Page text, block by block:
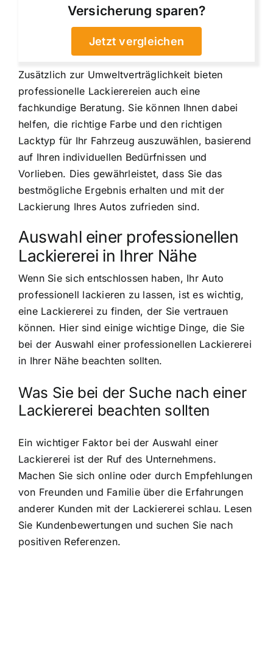
Versicherung sparen?
Jetzt vergleichen
Zusätzlich zur Umweltverträglichkeit bieten
professionelle Lackierereien auch eine
fachkundige Beratung. Sie können Ihnen dabei
helfen, die richtige Farbe und den richtigen
Lacktyp für Ihr Fahrzeug auszuwählen, basierend
auf Ihren individuellen Bedürfnissen und
Vorlieben. Dies gewährleistet, dass Sie das
bestmögliche Ergebnis erhalten und mit der
Lackierung Ihres Autos zufrieden sind.
Auswahl einer professionellen
Lackiererei in Ihrer Nähe
Wenn Sie sich entschlossen haben, Ihr Auto
professionell lackieren zu lassen, ist es wichtig,
eine Lackiererei zu finden, der Sie vertrauen
können. Hier sind einige wichtige Dinge, die Sie
bei der Auswahl einer professionellen Lackiererei
in Ihrer Nähe beachten sollten.
Was Sie bei der Suche nach einer
Lackiererei beachten sollten
Ein wichtiger Faktor bei der Auswahl einer
Lackiererei ist der Ruf des Unternehmens.
Machen Sie sich online oder durch Empfehlungen
von Freunden und Familie über die Erfahrungen
anderer Kunden mit der Lackiererei schlau. Lesen
Sie Kundenbewertungen und suchen Sie nach
positiven Referenzen.